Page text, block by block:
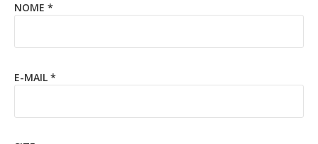
NOME *
E-MAIL *